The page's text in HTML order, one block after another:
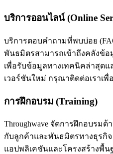
บริการออนไลน์ (Online
บริการตอบคำถามที่พบบ่อย
พันธมิตรสามารถเข้าถึงคลังข้อ
เพื่อรับข้อมูลทางเทคนิคล่าสุด
เวอร์ชันใหม่ กรุณาติดต่อเราเพื่
การฝึกอบรม (Training)
Throughwave จัดการฝึกอบรม
กับลูกค้าและพันธมิตรทางธุรกิจ
แอปพลิเคชันและโครงสร้างพื้น